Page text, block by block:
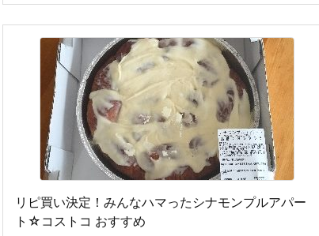
リピ買い決定！みんなハマったシナモンプルアパー
ト☆コストコ おすすめ